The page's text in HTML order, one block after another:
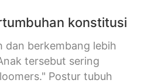
konstitusi
dan berkembang lebih
tersebut sering
Postur tubuh